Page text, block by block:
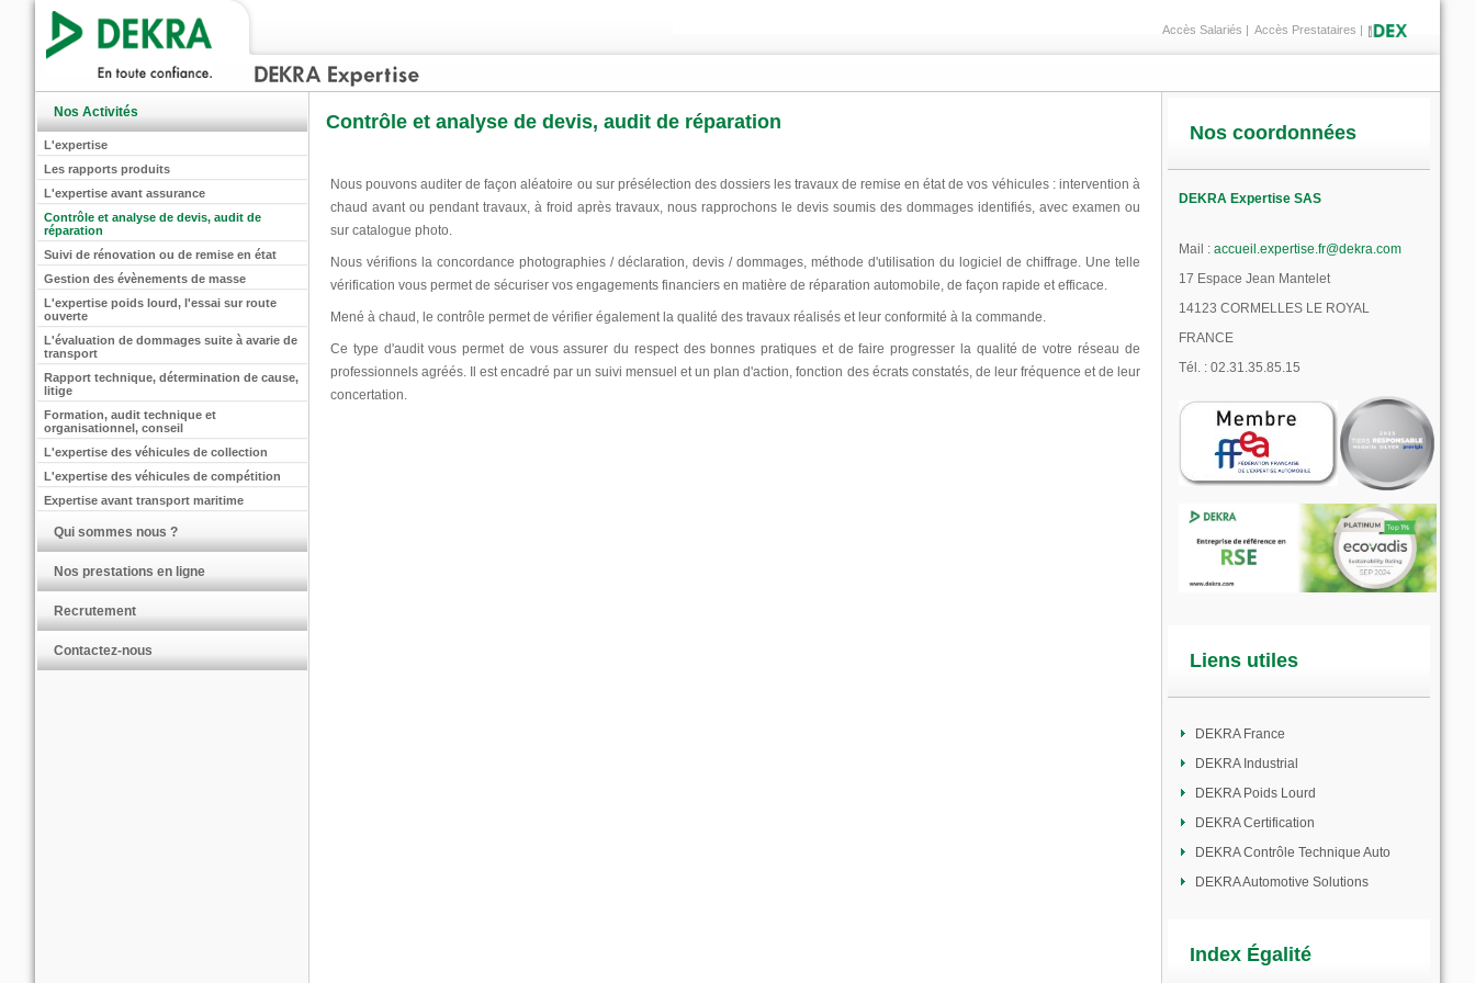
Accès Salariés Accès Prestataires
Nos Activités
L'expertise
Les rapports produits
L'expertise avant assurance
Contrôle et analyse de devis, audit de
réparation
Suivi de rénovation ou de remise en état
Gestion des évènements de masse
L'expertise poids lourd, l'essai sur route
ouverte
L'évaluation de dommages suite à avarie de
transport
Rapport technique, détermination de cause,
litige
Formation, audit technique et
organisationnel, conseil
L'expertise des véhicules de collection
L'expertise des véhicules de compétition
Expertise avant transport maritime
Qui sommes nous ?
Nos prestations en ligne
Recrutement
Contactez-nous
Contrôle et analyse de devis, audit de réparation
Nous pouvons auditer de façon aléatoire ou sur présélection des dossiers les travaux de remise en état de vos véhicules : intervention à
chaud avant ou pendant travaux, à froid après travaux, nous rapprochons le devis soumis des dommages identifiés, avec examen ou
sur catalogue photo.
Nous vérifions la concordance photographies / déclaration, devis / dommages, méthode d'utilisation du logiciel de chiffrage. Une telle
vérification vous permet de sécuriser vos engagements financiers en matière de réparation automobile, de façon rapide et efficace.
Mené à chaud, le contrôle permet de vérifier également la qualité des travaux réalisés et leur conformité à la commande.
Ce type d'audit vous permet de vous assurer du respect des bonnes pratiques et de faire progresser la qualité de votre réseau de
professionnels agréés. Il est encadré par un suivi mensuel et un plan d'action, fonction des écrats constatés, de leur fréquence et de leur
concertation.
Nos coordonnées
DEKRA Expertise SAS
Mail : accueil.expertise.fr@dekra.com
17 Espace Jean Mantelet
14123 CORMELLES LE ROYAL
FRANCE
Tél. : 02.31.35.85.15
Liens utiles
DEKRA France
DEKRA Industrial
DEKRA Poids Lourd
DEKRA Certification
DEKRA Contrôle Technique Auto
DEKRA Automotive Solutions
Index Égalité